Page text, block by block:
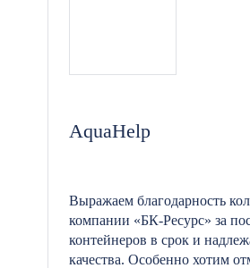
AquaHelp
Выражаем благодарность
компании «БК-Ресурс» за
контейнеров в срок и
качества. Особенно хотим